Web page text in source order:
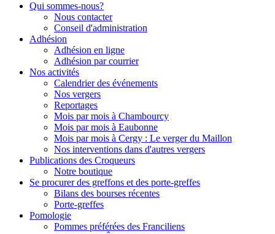
Qui sommes-nous?
Nous contacter
Conseil d'administration
Adhésion
Adhésion en ligne
Adhésion par courrier
Nos activités
Calendrier des événements
Nos vergers
Reportages
Mois par mois à Chambourcy
Mois par mois à Eaubonne
Mois par mois à Cergy : Le verger du Maillon
Nos interventions dans d'autres vergers
Publications des Croqueurs
Notre boutique
Se procurer des greffons et des porte-greffes
Bilans des bourses récentes
Porte-greffes
Pomologie
Pommes préférées des Franciliens